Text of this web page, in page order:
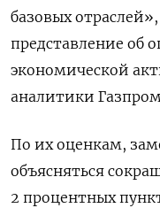
базовых
представление об
экономической
аналитики
По их оценкам,
объясняться
2 процентных